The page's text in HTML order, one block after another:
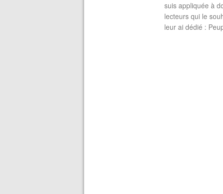
suis appliquée à
lecteurs qui le
leur ai dédié :